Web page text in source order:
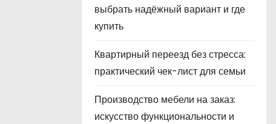
выбрать надёжный вариант и где
купить
Квартирный переезд без стресса:
практический чек-лист для семьи
Производство мебели на заказ:
искусство функциональности и